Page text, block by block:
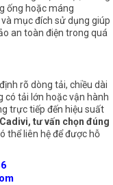
ống hoặc máng
mục đích sử dụng giúp
an toàn điện trong quá
rõ dòng tải, chiều dài
có tải lớn hoặc vận hành
trực tiếp đến hiệu suất
, tư vấn chọn đúng
thể liên hệ để được hỗ